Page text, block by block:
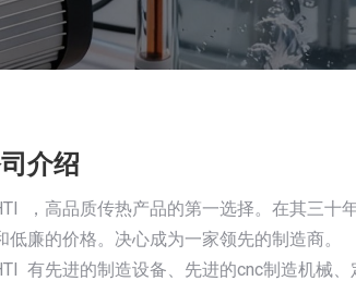
介绍
，高品质传热产品的第一选择。在其三十
低廉的价格。决心成为一家领先的制造商。
有先进的制造设备、先进的cnc制造机械